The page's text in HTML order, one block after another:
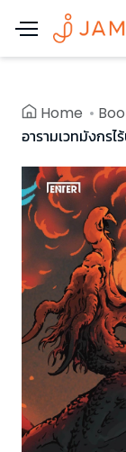
Home
อารามเวทมังกรไ